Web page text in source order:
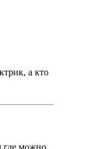
а кто
где можно